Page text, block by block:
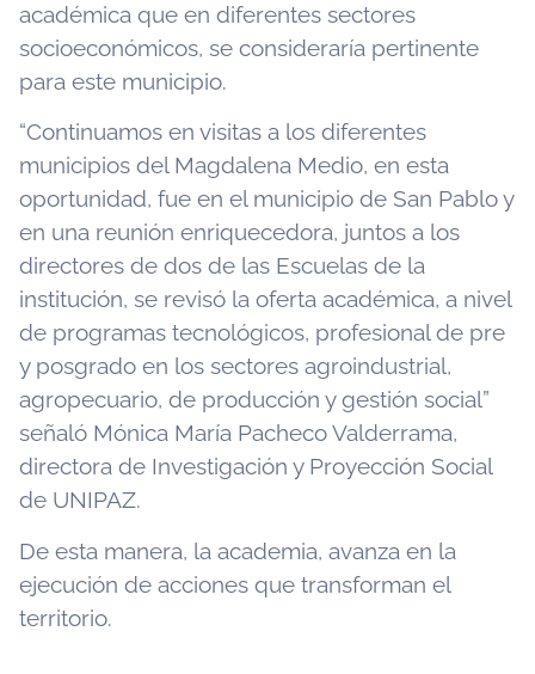
académica que en diferentes sectores
socioeconómicos, se consideraría pertinente
para este municipio.
“Continuamos en visitas a los diferentes
municipios del Magdalena Medio, en esta
oportunidad, fue en el municipio de San Pablo y
en una reunión enriquecedora, juntos a los
directores de dos de las Escuelas de la
institución, se revisó la oferta académica, a nivel
de programas tecnológicos, profesional de pre
y posgrado en los sectores agroindustrial,
agropecuario, de producción y gestión social”
señaló Mónica María Pacheco Valderrama,
directora de Investigación y Proyección Social
de UNIPAZ.
De esta manera, la academia, avanza en la
ejecución de acciones que transforman el
territorio.